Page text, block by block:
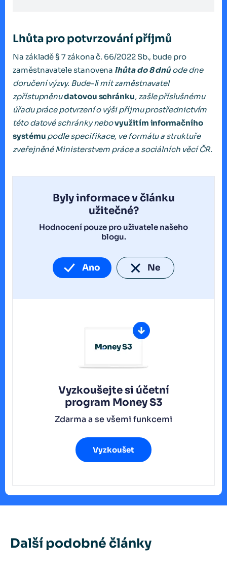
Lhůta pro potvrzování příjmů
Na základě § 7 zákona č. 66/2022 Sb., bude pro
zaměstnavatele stanovena lhůta do 8 dnůode dne
doručení výzvy. Bude-li mít zaměstnavatel
zpřístupněnudatovou schránku, zašle příslušnému
úřadu práce potvrzení o výši příjmu prostřednictvím
této datové schránky nebovyužitím informačního
systému podle specifikace, ve formátu a struktuře
zveřejněné Ministerstvem práce a sociálních věcí ČR.
Byly informace v článku
užitečné?
Hodnocení pouze pro uživatele našeho
blogu.
Ano Ne
Vyzkoušejte si účetní
program Money S3
Zdarma a se všemi funkcemi
Vyzkoušet
Další podobné články